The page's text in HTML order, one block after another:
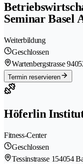
Seminar Basel
Weiterbildung
Geschlossen
Wartenbergstrasse 9
Termin reservieren
Höferlin
Fitness-Center
Geschlossen
Tessinstrasse 154054